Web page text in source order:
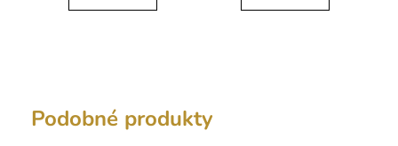
Podobné produkty